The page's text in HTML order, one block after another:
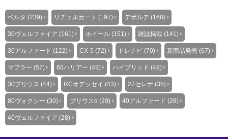
ベルタ (239) リチェルカート (197) デポルテ (168)
30ヴェルファイア (161) ホイール (151) 雑誌掲載 (141)
30アルファード (122) CX-5 (72) ドレナビ (70) 新商品発売 (67)
マフラー (57) 60ハリアー (49) ハイブリッド (48)
30プリウス (44) RCオデッセイ (43) 27セレナ (35)
80ヴォクシー (30) プリウスα (29) 40アルファード (28)
40ヴェルファイア (28)